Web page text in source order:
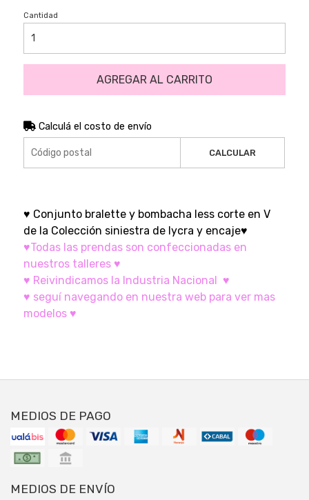
Cantidad
AGREGAR AL CARRITO
Calculá el costo de envío
CALCULAR
♥ Conjunto bralette y bombacha less corte en V
de la Colección siniestra de lycra y encaje♥
♥Todas las prendas son confeccionadas en
nuestros talleres ♥
♥ Reivindicamos la Industria Nacional ♥
♥ seguí navegando en nuestra web para ver mas
modelos ♥
MEDIOS DE PAGO
MEDIOS DE ENVÍO